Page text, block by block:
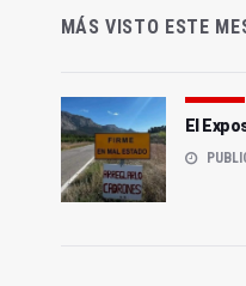
MÁS VISTO ESTE
El